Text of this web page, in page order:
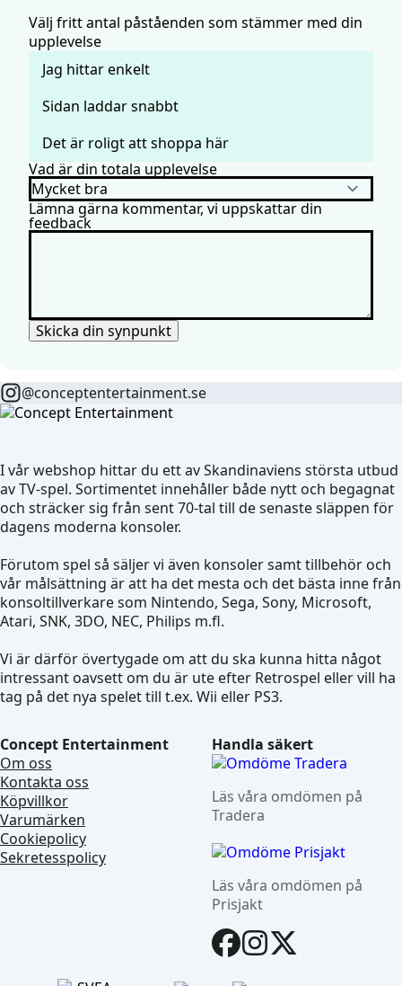
Välj fritt antal påståenden som stämmer med din
upplevelse
Jag hittar enkelt
Sidan laddar snabbt
Det är roligt att shoppa här
Vad är din totala upplevelse
Lämna gärna kommentar, vi uppskattar din
feedback
Skicka din synpunkt
@conceptentertainment.se
I vår webshop hittar du ett av Skandinaviens största utbud
av TV-spel. Sortimentet innehåller både nytt och begagnat
och sträcker sig från sent 70-tal till de senaste släppen för
dagens moderna konsoler.
Förutom spel så säljer vi även konsoler samt tillbehör och
vår målsättning är att ha det mesta och det bästa inne från
konsoltillverkare som Nintendo, Sega, Sony, Microsoft,
Atari, SNK, 3DO, NEC, Philips m.fl.
Vi är därför övertygade om att du ska kunna hitta något
intressant oavsett om du är ute efter Retrospel eller vill ha
tag på det nya spelet till t.ex. Wii eller PS3.
Concept Entertainment
Om oss
Kontakta oss
Köpvillkor
Varumärken
Cookiepolicy
Sekretesspolicy
Handla säkert
Läs våra omdömen på
Tradera
Läs våra omdömen på
Prisjakt